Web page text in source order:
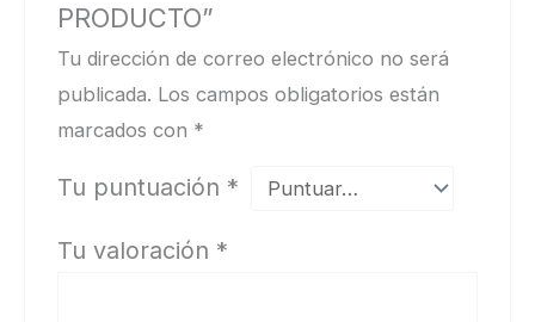
PRODUCTO”
Tu dirección de correo electrónico no será
publicada. Los campos obligatorios están
marcados con *
Tu puntuación *
Tu valoración *